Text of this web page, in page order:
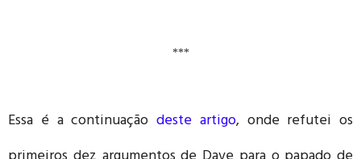
***
Essa é a continuação deste artigo, onde refutei os